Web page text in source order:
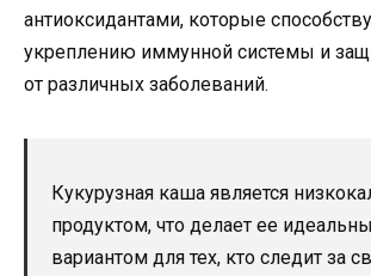
антиоксидантами, которые
укреплению иммунной системы и
от различных заболеваний.
Кукурузная каша является
продуктом, что делает ее
вариантом для тех, кто следит за